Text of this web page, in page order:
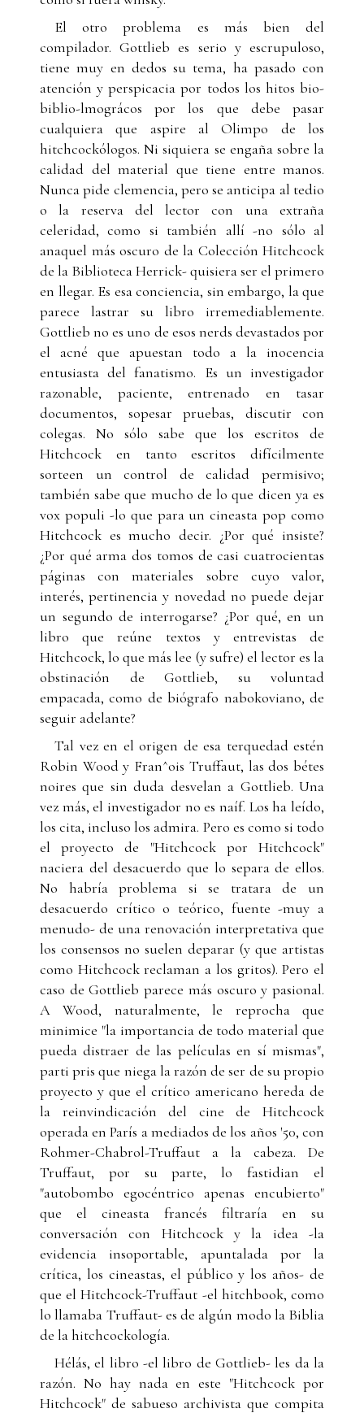
El otro problema es más bien del
compilador. Gottlieb es serio y escrupuloso,
tiene muy en dedos su tema, ha pasado con
atención y perspicacia por todos los hitos bio-
biblio-lmográcos por los que debe pasar
cualquiera que aspire al Olimpo de los
hitchcockólogos. Ni siquiera se engaña sobre la
calidad del material que tiene entre manos.
Nunca pide clemencia, pero se anticipa al tedio
o la reserva del lector con una extraña
celeridad, como si también allí -no sólo al
anaquel más oscuro de la Colección Hitchcock
de la Biblioteca Herrick- quisiera ser el primero
en llegar. Es esa conciencia, sin embargo, la que
parece lastrar su libro irremediablemente.
Gottlieb no es uno de esos nerds devastados por
el acné que apuestan todo a la inocencia
entusiasta del fanatismo. Es un investigador
razonable, paciente, entrenado en tasar
documentos, sopesar pruebas, discutir con
colegas. No sólo sabe que los escritos de
Hitchcock en tanto escritos difícilmente
sorteen un control de calidad permisivo;
también sabe que mucho de lo que dicen ya es
vox populi -lo que para un cineasta pop como
Hitchcock es mucho decir. ¿Por qué insiste?
¿Por qué arma dos tomos de casi cuatrocientas
páginas con materiales sobre cuyo valor,
interés, pertinencia y novedad no puede dejar
un segundo de interrogarse? ¿Por qué, en un
libro que reúne textos y entrevistas de
Hitchcock, lo que más lee (y sufre) el lector es la
obstinación de Gottlieb, su voluntad
empacada, como de biógrafo nabokoviano, de
seguir adelante?
Tal vez en el origen de esa terquedad estén
Robin Wood y Fran^ois Truffaut, las dos bétes
noires que sin duda desvelan a Gottlieb. Una
vez más, el investigador no es naíf. Los ha leído,
los cita, incluso los admira. Pero es como si todo
el proyecto de "Hitchcock por Hitchcock"
naciera del desacuerdo que lo separa de ellos.
No habría problema si se tratara de un
desacuerdo crítico o teórico, fuente -muy a
menudo- de una renovación interpretativa que
los consensos no suelen deparar (y que artistas
como Hitchcock reclaman a los gritos). Pero el
caso de Gottlieb parece más oscuro y pasional.
A Wood, naturalmente, le reprocha que
minimice "la importancia de todo material que
pueda distraer de las películas en sí mismas",
parti pris que niega la razón de ser de su propio
proyecto y que el crítico americano hereda de
la reinvindicación del cine de Hitchcock
operada en París a mediados de los años '50, con
Rohmer-Chabrol-Truffaut a la cabeza. De
Truffaut, por su parte, lo fastidian el
"autobombo egocéntrico apenas encubierto"
que el cineasta francés filtraría en su
conversación con Hitchcock y la idea -la
evidencia insoportable, apuntalada por la
crítica, los cineastas, el público y los años- de
que el Hitchcock-Truffaut -el hitchbook, como
lo llamaba Truffaut- es de algún modo la Biblia
de la hitchcockología.
Hélás, el libro -el libro de Gottlieb- les da la
razón. No hay nada en este "Hitchcock por
Hitchcock" de sabueso archivista que compita